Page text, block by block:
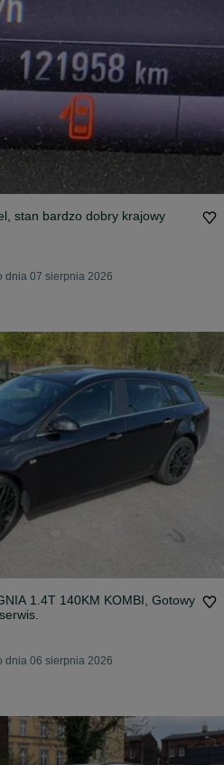
stan bardzo dobry krajowy
dnia 07 sierpnia 2026
1.4T 140KM KOMBI, Gotowy
dnia 06 sierpnia 2026